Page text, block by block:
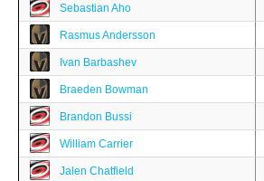
Sebastian Aho
Rasmus Andersson
Ivan Barbashev
Braeden Bowman
Brandon Bussi
William Carrier
Jalen Chatfield